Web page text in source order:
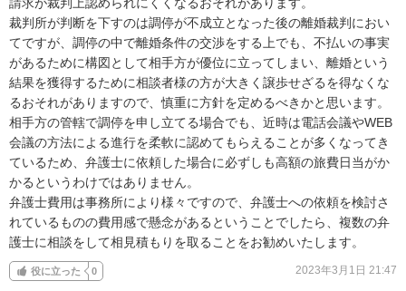
裁判所が判断を下すのは調停が不成立となった後の離婚裁判におい
てですが、調停の中で離婚条件の交渉をする上でも、不払いの事実
があるために構図として相手方が優位に立ってしまい、離婚という
結果を獲得するために相談者様の方が大きく譲歩せざるを得なくな
るおそれがありますので、慎重に方針を定めるべきかと思います。
相手方の管轄で調停を申し立てる場合でも、近時は電話会議やWEB
会議の方法による進行を柔軟に認めてもらえることが多くなってき
ているため、弁護士に依頼した場合に必ずしも高額の旅費日当がか
かるというわけではありません。
弁護士費用は事務所により様々ですので、弁護士への依頼を検討さ
れているものの費用感で懸念があるということでしたら、複数の弁
護士に相談をして相見積もりを取ることをお勧めいたします。
役に立った 0 2023年3月1日 21:47